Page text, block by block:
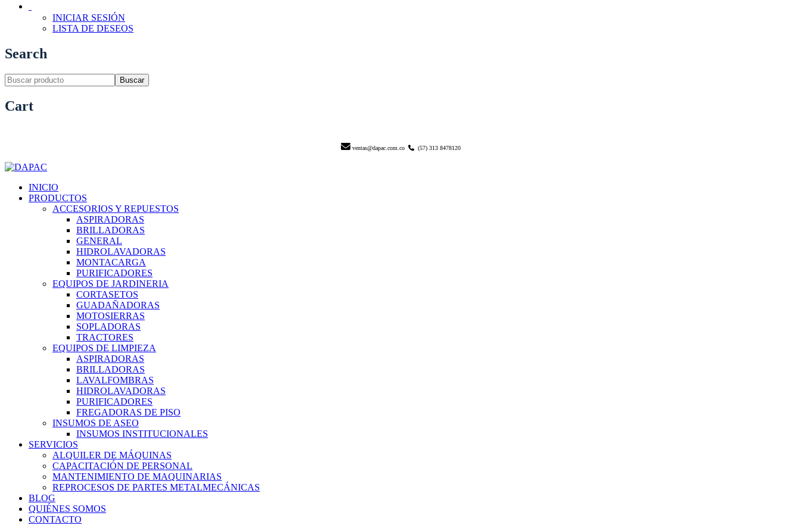
INICIAR SESIÓN
LISTA DE DESEOS
Search
Buscar
Cart
ventas@dapac.com.co (57) 313 8478120
INICIO
PRODUCTOS
ACCESORIOS Y REPUESTOS
ASPIRADORAS
BRILLADORAS
GENERAL
HIDROLAVADORAS
MONTACARGA
PURIFICADORES
EQUIPOS DE JARDINERIA
CORTASETOS
GUADAÑADORAS
MOTOSIERRAS
SOPLADORAS
TRACTORES
EQUIPOS DE LIMPIEZA
ASPIRADORAS
BRILLADORAS
LAVALFOMBRAS
HIDROLAVADORAS
PURIFICADORES
FREGADORAS DE PISO
INSUMOS DE ASEO
INSUMOS INSTITUCIONALES
SERVICIOS
ALQUILER DE MÁQUINAS
CAPACITACIÓN DE PERSONAL
MANTENIMIENTO DE MAQUINARIAS
REPROCESOS DE PARTES METALMECÁNICAS
BLOG
QUIÉNES SOMOS
CONTACTO